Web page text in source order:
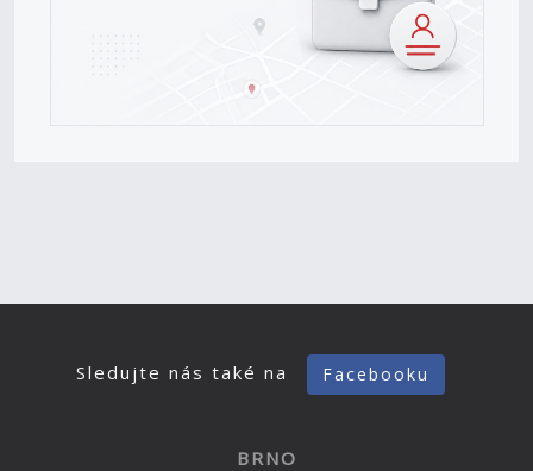
Sledujte nás také na Facebooku
BRNO